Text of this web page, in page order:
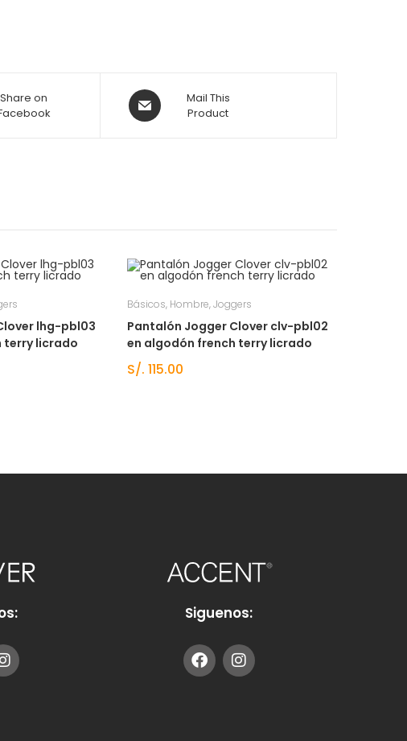
Share on
Mail This
Product
lhg-pbl03
terry licrado
Básicos, Hombre,Joggers
Pantalón Jogger Clover clv-pbl02
en algodón french terry licrado
S/. 115.00
Siguenos: